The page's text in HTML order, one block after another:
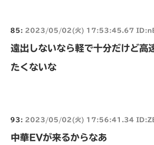
85: 2023/05/02(火) 17:53:45.67
遠出しないなら軽で十分だけど高
たくないな
93: 2023/05/02(火) 17:56:41.34
中華EVが来るからなあ